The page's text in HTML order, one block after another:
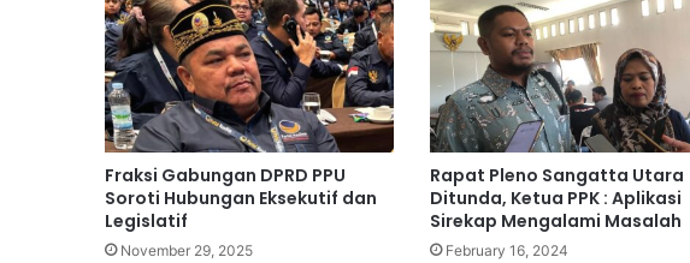
Fraksi Gabungan DPRD PPU
Soroti Hubungan Eksekutif dan
Legislatif
November 29, 2025
Rapat Pleno Sangatta Utara
Ditunda, Ketua PPK : Aplikasi
Sirekap Mengalami Masalah
February 16, 2024